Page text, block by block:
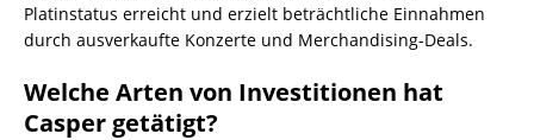
Platinstatus erreicht und erzielt beträchtliche Einnahmen
durch ausverkaufte Konzerte und Merchandising-Deals.
Welche Arten von Investitionen hat
Casper getätigt?